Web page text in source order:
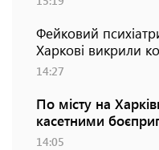
Фейковий
Харкові викрили
14:27
По місту на
касетними
14:05